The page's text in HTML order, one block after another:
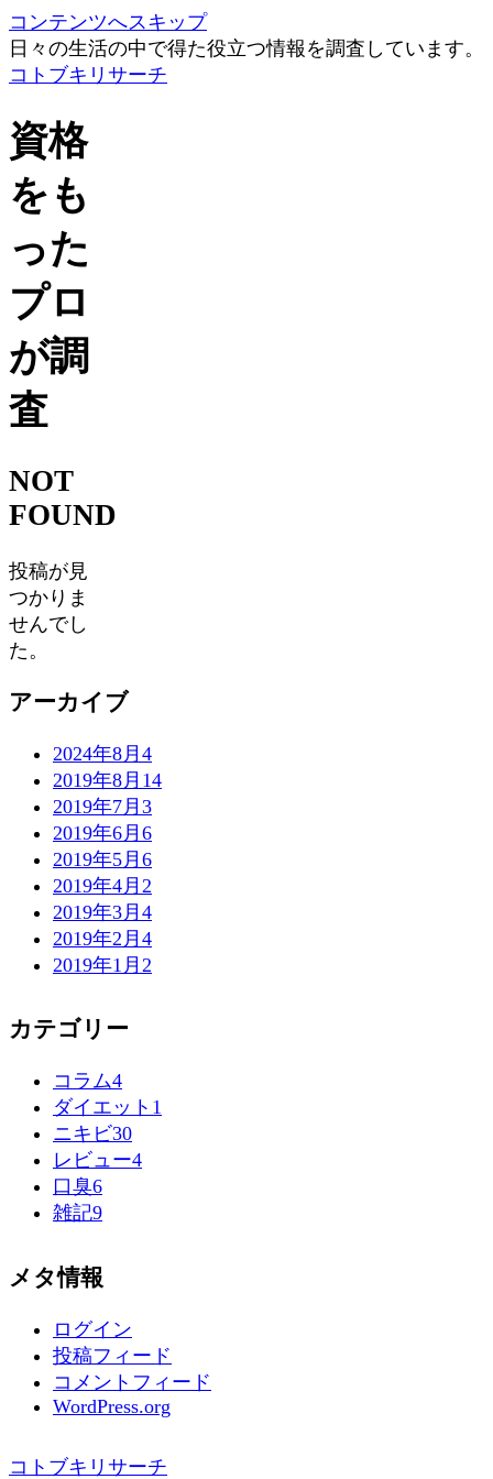
コンテンツへスキップ
日々の生活の中で得た役立つ情報を調査しています。
コトブキリサーチ
資格
をも
った
プロ
が調
査
NOT
FOUND
投稿が見
つかりま
せんでし
た。
アーカイブ
2024年8月 4
2019年8月 14
2019年7月 3
2019年6月 6
2019年5月 6
2019年4月 2
2019年3月 4
2019年2月 4
2019年1月 2
カテゴリー
コラム4
ダイエット 1
ニキビ30
レビュー4
口臭6
雑記9
メタ情報
ログイン
投稿フィード
コメントフィード
WordPress.org
コトブキリサーチ